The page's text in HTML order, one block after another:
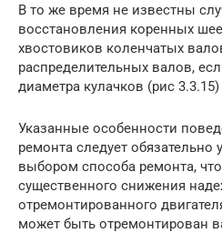
В то же время не известны
восстановления коренных
хвостовиков коленчатых
распределительных валов,
диаметра кулачков (рис 3.3.15)
Указанные особенности
ремонта следует обязательно
выбором способа ремонта,
существенного снижения
отремонтированного
может быть отремонтирован